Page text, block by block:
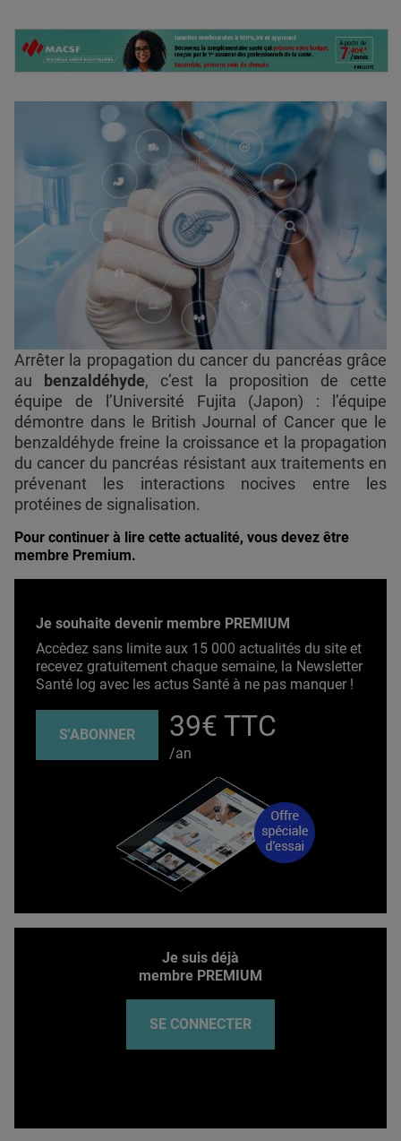
Arrêter la propagation du cancer du pancréas grâce
au
benzaldéhyde, c’est la proposition de cette
équipe de l’Université Fujita (Japon) : l’équipe
démontre dans le British Journal of Cancer que le
benzaldéhyde freine la croissance et la propagation
du cancer du pancréas résistant aux traitements en
prévenant les interactions nocives entre les
protéines de signalisation.
Pour continuer à lire cette actualité, vous devez être
membre Premium.
Je souhaite devenir membre PREMIUM
Accèdez sans limite aux 15 000 actualités du site et
recevez gratuitement chaque semaine, la Newsletter
Santé log avec les actus Santé à ne pas manquer !
S'ABONNER 39€ TTC
/an
Je suis déjà
membre PREMIUM
SE CONNECTER